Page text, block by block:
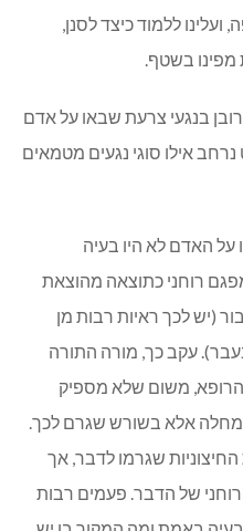
ללמוד כיצד לסנן,
מפינו בשטף.
בנגעי צרעת שבאו על אדם
נרחב אילו סוגי נגעים מטמאים
על האדם לא היו בעיה
רוחני כתוצאה מהוצאת
(יש לכך ראיות רבות מן
עקב כך, מורה התורה
משום שלא מספיק
אלא בשורש שגרם לכך.
שגרמו לדבר, אך
של הדבר. פעמים רבות